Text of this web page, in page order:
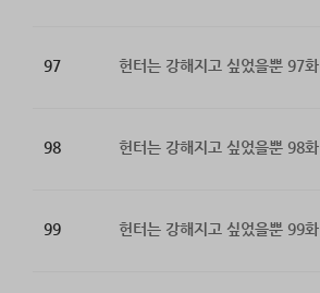
97 헌터는 강해지고 싶었을뿐 97화
98 헌터는 강해지고 싶었을뿐 98화
99 헌터는 강해지고 싶었을뿐 99화